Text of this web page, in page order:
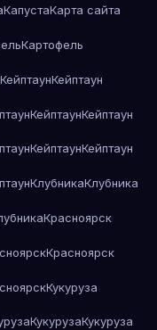
КапустаКарта сайта
Картофель
КейптаунКейптаун
КейптаунКейптаун
КейптаунКейптаун
КлубникаКлубника
Красноярск
Красноярск
Кукуруза
КукурузаКукуруза